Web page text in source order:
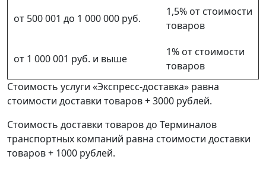
от 500 001 до 1 000 000 руб.
1,5% от стоимости
товаров
от 1 000 001 руб. и выше
1% от стоимости
товаров
Стоимость услуги «Экспресс-доставка» равна
стоимости доставки товаров + 3000 рублей.
Стоимость доставки товаров до Терминалов
транспортных компаний равна стоимости доставки
товаров + 1000 рублей.